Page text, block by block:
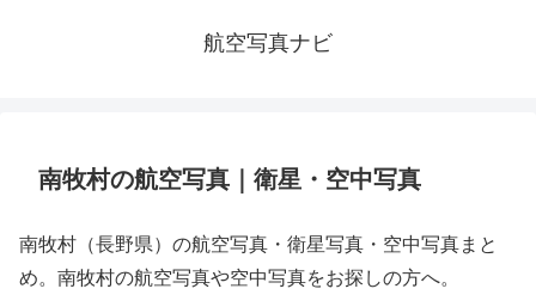
航空写真ナビ
南牧村の航空写真｜衛星・空中写真
南牧村（長野県）の航空写真・衛星写真・空中写真まと
め。南牧村の航空写真や空中写真をお探しの方へ。